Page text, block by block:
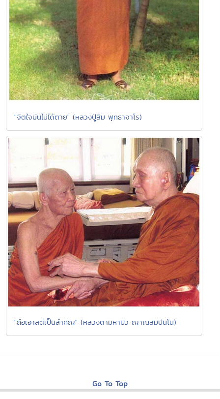
"จิตใจมันไม่ได้ตาย" (หลวงปู่สิม พุทธาจาโร)
"ถือเอาสติเป็นสำคัญ" (หลวงตามหาบัว ญาณสัมปันโน)
Go To Top